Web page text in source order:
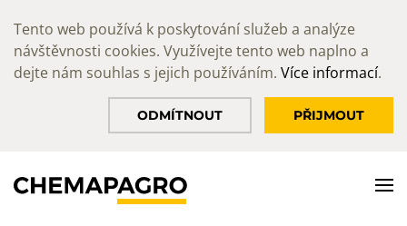
Tento web používá k poskytování služeb a analýze
návštěvnosti cookies. Využívejte tento web naplno a
dejte nám souhlas s jejich používáním. Více informací.
ODMÍTNOUT PŘIJMOUT